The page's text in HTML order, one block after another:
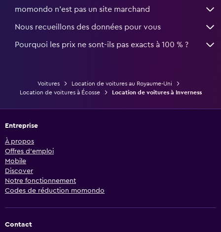
momondo n'est pas un site marchand
Nous recueillons des données pour vous
Pourquoi les prix ne sont-ils pas exacts à 100 % ?
Voitures
Location de voitures au Royaume-Uni
Location de voitures à Écosse
Location de voitures à Inverness
Entreprise
À propos
Offres d’emploi
Mobile
Discover
Notre fonctionnement
Codes de réduction momondo
Contact